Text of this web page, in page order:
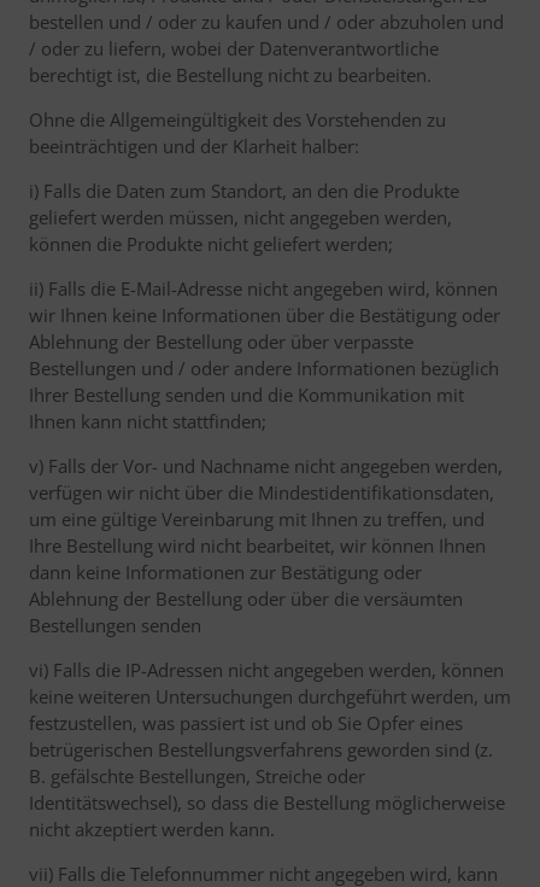
bestellen und / oder zu kaufen und / oder abzuholen und
/ oder zu liefern, wobei der Datenverantwortliche
berechtigt ist, die Bestellung nicht zu bearbeiten.
Ohne die Allgemeingültigkeit des Vorstehenden zu
beeinträchtigen und der Klarheit halber:
i) Falls die Daten zum Standort, an den die Produkte
geliefert werden müssen, nicht angegeben werden,
können die Produkte nicht geliefert werden;
ii) Falls die E-Mail-Adresse nicht angegeben wird, können
wir Ihnen keine Informationen über die Bestätigung oder
Ablehnung der Bestellung oder über verpasste
Bestellungen und / oder andere Informationen bezüglich
Ihrer Bestellung senden und die Kommunikation mit
Ihnen kann nicht stattfinden;
v) Falls der Vor- und Nachname nicht angegeben werden,
verfügen wir nicht über die Mindestidentifikationsdaten,
um eine gültige Vereinbarung mit Ihnen zu treffen, und
Ihre Bestellung wird nicht bearbeitet, wir können Ihnen
dann keine Informationen zur Bestätigung oder
Ablehnung der Bestellung oder über die versäumten
Bestellungen senden
vi) Falls die IP-Adressen nicht angegeben werden, können
keine weiteren Untersuchungen durchgeführt werden, um
festzustellen, was passiert ist und ob Sie Opfer eines
betrügerischen Bestellungsverfahrens geworden sind (z.
B. gefälschte Bestellungen, Streiche oder
Identitätswechsel), so dass die Bestellung möglicherweise
nicht akzeptiert werden kann.
vii) Falls die Telefonnummer nicht angegeben wird, kann